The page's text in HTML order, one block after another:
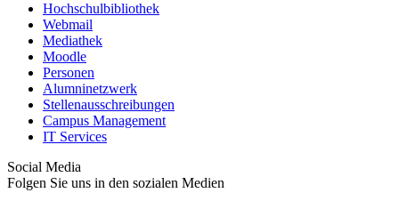
Hochschulbibliothek
Webmail
Mediathek
Moodle
Personen
Alumninetzwerk
Stellenausschreibungen
Campus Management
IT Services
Social Media
Folgen Sie uns in den sozialen Medien